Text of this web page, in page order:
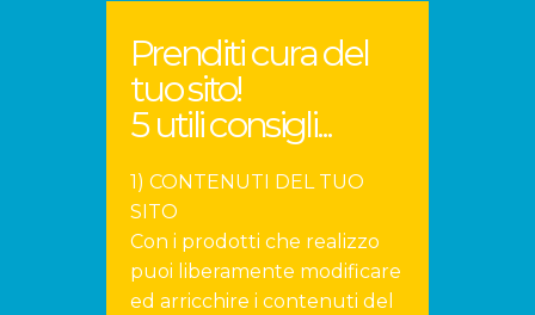
Prenditi cura del
tuo sito!
5 utili consigli...
1) CONTENUTI DEL TUO
SITO
Con i prodotti che realizzo
puoi liberamente modificare
ed arricchire i contenuti del